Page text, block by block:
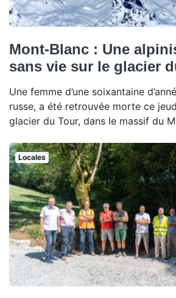
Mont-Blanc : Une
sans vie sur le glacier
Une femme d’une soixantaine
russe, a été retrouvée morte ce
glacier du Tour, dans le massif du
Locales